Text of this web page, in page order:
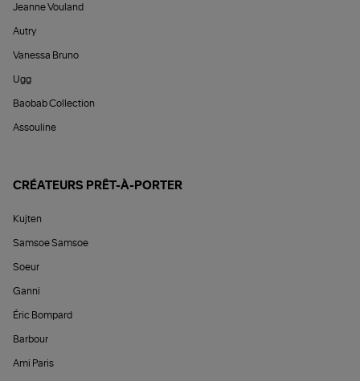
Jeanne Vouland
Autry
Vanessa Bruno
Ugg
Baobab Collection
Assouline
CRÉATEURS PRÊT-À-PORTER
Kujten
Samsoe Samsoe
Soeur
Ganni
Éric Bompard
Barbour
Ami Paris